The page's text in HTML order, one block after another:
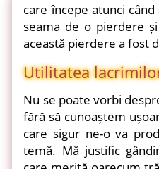
care începe atunci
seama de o pierdere
această pierdere a fost
Utilitatea
Nu se poate vorbi
fără să cunoaștem
care sigur ne-o va
temă. Mă justific